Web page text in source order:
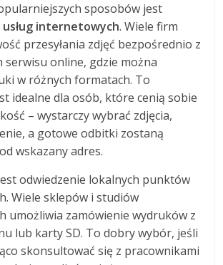
sposobów jest
usług internetowych. Wiele firm
przesyłania zdjęć bezpośrednio z
serwisu online, gdzie można
w różnych formatach. To
idealne dla osób, które cenią sobie
– wystarczy wybrać zdjęcia,
a gotowe odbitki zostaną
wskazany adres.
odwiedzenie lokalnych punktów
Wiele sklepów i studiów
umożliwia zamówienie wydruków z
lub karty SD. To dobry wybór, jeśli
skonsultować się z pracownikami